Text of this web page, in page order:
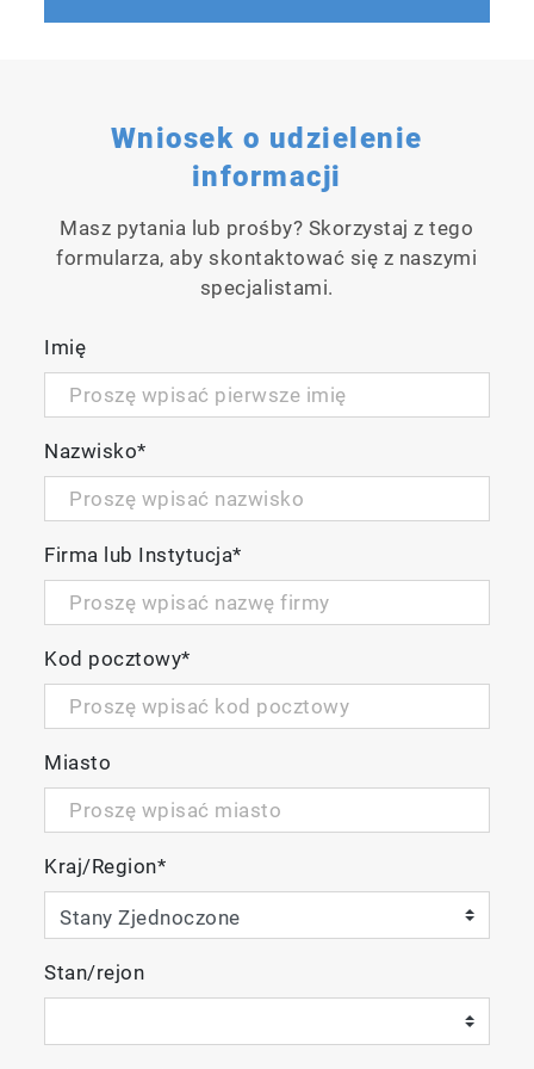
Konfigurowalny przez użytkownika
współczynnik rozcieńczenia (np. na
potrzeby CEMS)
Filtr przeciwpyłowy jest dostępny z panelu
przedniego, co ułatwia konserwację
Wniosek o udzielenie
informacji
Masz pytania lub prośby? Skorzystaj z tego
formularza, aby skontaktować się z naszymi
specjalistami.
Imię
Nazwisko*
Firma lub Instytucja*
Kod pocztowy*
Miasto
Kraj/Region*
Stan/rejon